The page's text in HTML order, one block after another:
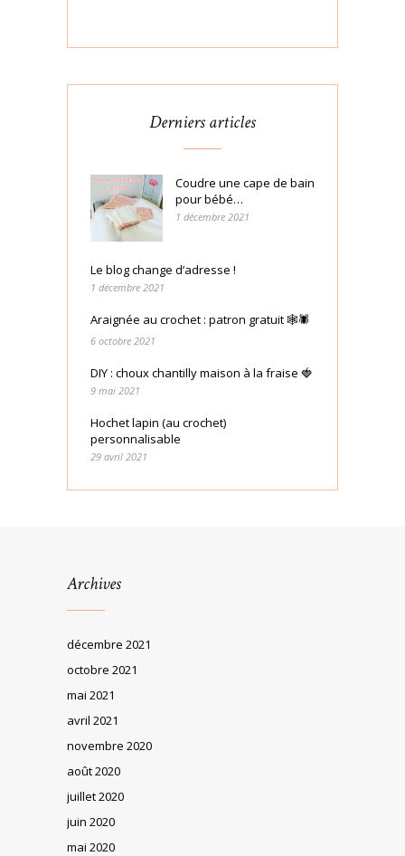
Derniers articles
Coudre une cape de bain
pour bébé…
1 décembre 2021
Le blog change d’adresse !
1 décembre 2021
Araignée au crochet : patron gratuit 🕸🕷
6 octobre 2021
DIY : choux chantilly maison à la fraise 🍓
9 mai 2021
Hochet lapin (au crochet)
personnalisable
29 avril 2021
Archives
décembre 2021
octobre 2021
mai 2021
avril 2021
novembre 2020
août 2020
juillet 2020
juin 2020
mai 2020